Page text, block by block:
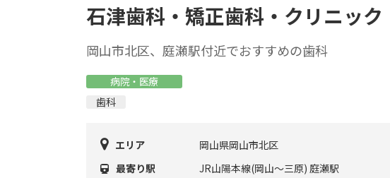
石津歯科・矯正歯科・クリニック
岡山市北区、庭瀬駅付近でおすすめの歯科
病院・医療
歯科
エリア
岡山県岡山市北区
最寄り駅
JR山陽本線(岡山～三原) 庭瀬駅